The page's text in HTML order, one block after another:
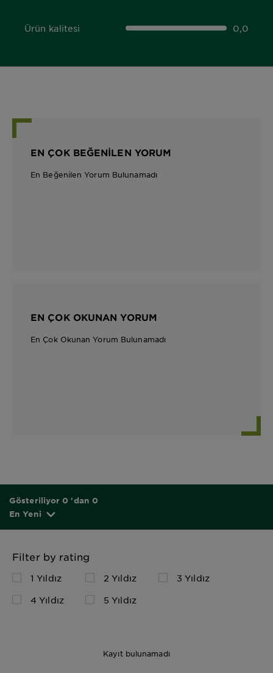
Ürün kalitesi
0,0 out of 5 stars 0,0
EN ÇOK BEĞENILEN YORUM
En Beğenilen Yorum Bulunamadı
EN ÇOK OKUNAN YORUM
En Çok Okunan Yorum Bulunamadı
Gösteriliyor 0 'dan 0
En Yeni
Filter by rating
1 Yıldız 2 Yıldız
3 Yıldız
4 Yıldız
5 Yıldız
Kayıt bulunamadı